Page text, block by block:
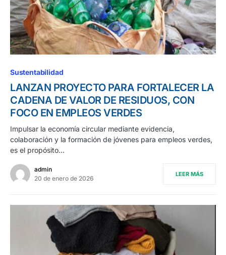
Sustentabilidad
LANZAN PROYECTO PARA FORTALECER LA
CADENA DE VALOR DE RESIDUOS, CON
FOCO EN EMPLEOS VERDES
Impulsar la economía circular mediante evidencia,
colaboración y la formación de jóvenes para empleos verdes,
es el propósito…
admin
20 de enero de 2026
LEER MÁS